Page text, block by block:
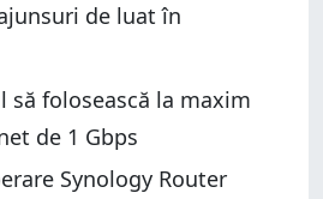
de luat în
să folosească la maxim
de 1 Gbps
Synology Router